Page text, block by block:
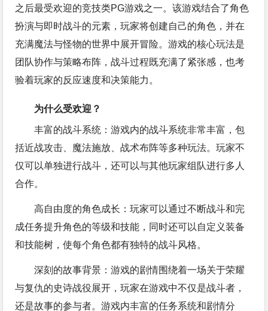
之后最受欢迎的竞技类PG游戏之一。该游戏结合了角色
扮演与即时战斗的元素，玩家将创建自己的角色，并在
充满魔法与怪物的世界中展开冒险。游戏的核心玩法是
团队协作与策略布阵，战斗过程既充满了紧张感，也考
验着玩家的反应速度和决策能力。
为什么受欢迎？
丰富的战斗系统：游戏内的战斗系统非常丰富，包
括近战攻击、魔法施放、战术布阵等多种玩法。玩家不
仅可以单独进行战斗，还可以与其他玩家组队进行多人
合作。
高自由度的角色成长：玩家可以通过不断战斗和完
成任务提升角色的等级和技能，同时还可以自定义装备
和技能树，使每个角色都有独特的战斗风格。
深刻的故事背景：游戏的剧情围绕着一场关于荣耀
与复仇的史诗战役展开，玩家在游戏中不仅是战斗者，
还是故事的参与者。游戏内丰富的任务系统和剧情分